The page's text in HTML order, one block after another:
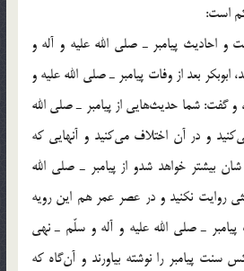
است:
و احاديث پيامبر ـ صلي الله عليه و آله و
بعد از وفات پيامبر ـ صلي الله عليه و
گفت: شما حديث‌هايي از پيامبر ـ صلي الله
و در آن اختلاف مي‌كنيد و آنهايي كه
بيشتر خواهد شدو از پيامبر ـ صلي الله
روايت نكنيد و در عصر عمر هم اين رويه
ـ صلي الله عليه و آله و سلّم ـ نهي
پيامبر را نوشته بياورند و آن‌گاه كه